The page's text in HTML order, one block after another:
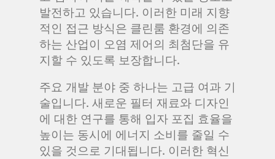
발전하고 있습니다. 이러한 미래 지향
적인 접근 방식은 클린룸 환경에 의존
하는 산업이 오염 제어의 최첨단을 유
지할 수 있도록 보장합니다.
주요 개발 분야 중 하나는 고급 여과 기
술입니다. 새로운 필터 재료와 디자인
에 대한 연구를 통해 입자 포집 효율을
높이는 동시에 에너지 소비를 줄일 수
있을 것으로 기대됩니다. 이러한 혁신